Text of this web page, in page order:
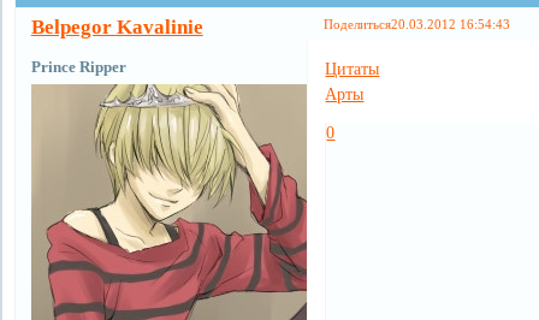
Поделиться20.03.2012 16:54:43
Belpegor Kavalinie
Prince Ripper
Цитаты
Арты
0